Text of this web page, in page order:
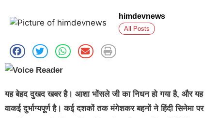
himdevnews
All Posts
यह बेहद दुखद खबर है। आशा भोंसले जी का निधन हो गया है, और यह
वाकई दुर्भाग्यपूर्ण है। कई दशकों तक मंगेशकर बहनों ने हिंदी सिनेमा पर